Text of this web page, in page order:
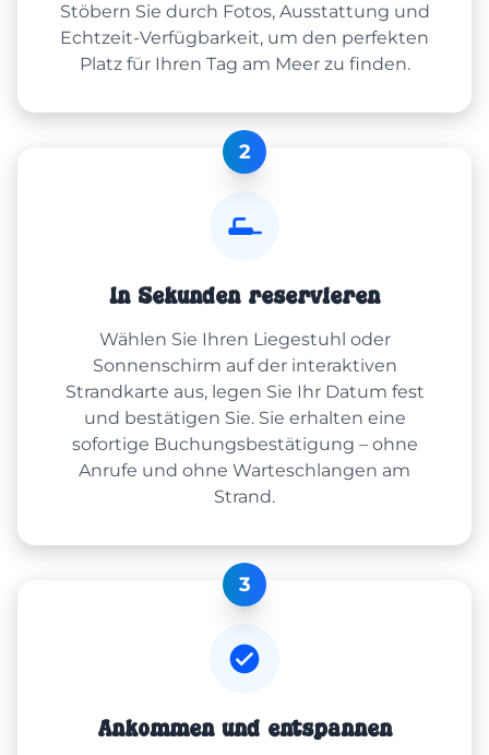
Stöbern Sie durch Fotos, Ausstattung und
Echtzeit-Verfügbarkeit, um den perfekten
Platz für Ihren Tag am Meer zu finden.
2
In Sekunden reservieren
Wählen Sie Ihren Liegestuhl oder
Sonnenschirm auf der interaktiven
Strandkarte aus, legen Sie Ihr Datum fest
und bestätigen Sie. Sie erhalten eine
sofortige Buchungsbestätigung – ohne
Anrufe und ohne Warteschlangen am
Strand.
3
Ankommen und entspannen